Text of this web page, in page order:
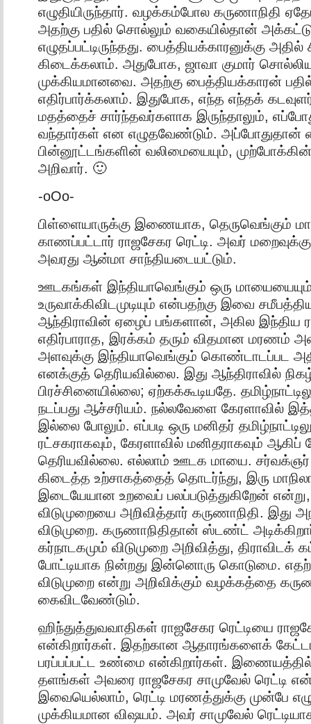
எழுதியிருந்தார். வழக்கம்போல கருணாநிதி
அதற்கு பதில் சொல்லும் வகையில்தான்
எழுதப்பட்டிருந்தது. பைத்தியக்காரனுக்கு அதில்
கிடைக்கலாம். அதுபோக, ஜாவா குமார்
முக்கியமானவை. அதற்கு பைத்தியக்காரன்
எதிர்பார்க்கலாம். இதுபோக, எந்த எந்தக்
மதத்தைச் சார்ந்தவர்களாக இருந்தாலும்,
வந்தார்கள் என எழுதவேண்டும். அப்போதுதான்
பின்னூட்டங்களின் வலிமையையும்,
அறிவார். 🙂
-oOo-
பிள்ளையாருக்கு இணையாக, தெருவெங்கும்
காணப்பட்டார் ராஜசேகர ரெட்டி. அவர்
அவரது ஆன்மா சாந்தியடையட்டும்.
ஊடகங்கள் இந்தியாவெங்கும் ஒரு மாயையையும்,
உருவாக்கிவிடமுடியும் என்பதற்கு இவை
ஆந்திராவின் ஏழைப் பங்களான், அகில இந்திய
எதிர்பாராத, இரக்கம் தரும் விதமான மரணம்
அளவுக்கு இந்தியாவெங்கும் கொண்டாடப்பட
எனக்குத் தெரியவில்லை. இது ஆந்திராவில்
பிரச்சினையில்லை; ஏற்கக்கூடியதே.
நடப்பது ஆச்சரியம். நல்லவேளை கேரளாவில்
இல்லை போலும். எப்படி ஒரு மனிதர்
ரட்சகராகவும், கேரளாவில் மனிதராகவும்
தெரியவில்லை. எல்லாம் ஊடக மாயை. சர்வக்ஞர்
கிடைத்த உற்சாகத்தைத் தொடர்ந்து, இரு
இடையேயான உறவைப் பலப்படுத்துகிறேன்
விடுமுறையை அறிவித்தார் கருணாநிதி. இது
விடுமுறை. கருணாநிதிதான் ஸ்டண்ட்
கர்நாடகமும் விடுமுறை அறிவித்து, திராவிடக்
போட்டியாக நின்றது இன்னொரு கொடுமை.
விடுமுறை என்று அறிவிக்கும் வழக்கத்தை
கைவிடவேண்டும்.
ஹிந்துத்துவவாதிகள் ராஜசேகர ரெட்டியை
என்கிறார்கள். இதற்கான ஆதாரங்களைக்
பரப்பப்பட்ட உண்மை என்கிறார்கள். இணையத்தில்
தளங்கள் அவரை ராஜசேகர சாமுவேல் ரெட்டி
இவையெல்லாம், ரெட்டி மரணத்துக்கு முன்பே
முக்கியமான விஷயம். அவர் சாமுவேல்